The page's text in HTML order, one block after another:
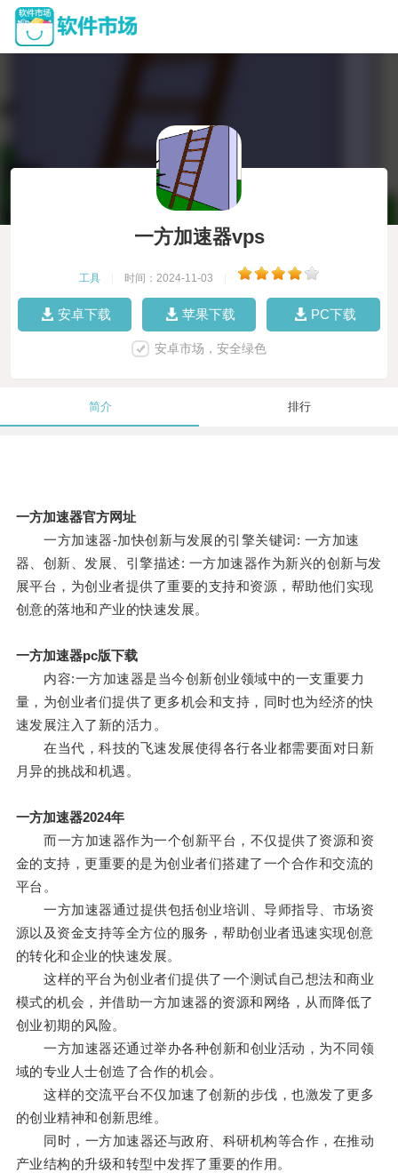
一方加速器vps
工具 时间：2024-11-03
安卓下载 苹果下载 PC下载
安卓市场，安全绿色
简介 排行
一方加速器官方网址
一方加速器-加快创新与发展的引擎关键词: 一方加速
器、创新、发展、引擎描述: 一方加速器作为新兴的创新与发
展平台，为创业者提供了重要的支持和资源，帮助他们实现
创意的落地和产业的快速发展。
一方加速器pc版下载
内容:一方加速器是当今创新创业领域中的一支重要力
量，为创业者们提供了更多机会和支持，同时也为经济的快
速发展注入了新的活力。
在当代，科技的飞速发展使得各行各业都需要面对日新
月异的挑战和机遇。
一方加速器2024年
而一方加速器作为一个创新平台，不仅提供了资源和资
金的支持，更重要的是为创业者们搭建了一个合作和交流的
平台。
一方加速器通过提供包括创业培训、导师指导、市场资
源以及资金支持等全方位的服务，帮助创业者迅速实现创意
的转化和企业的快速发展。
这样的平台为创业者们提供了一个测试自己想法和商业
模式的机会，并借助一方加速器的资源和网络，从而降低了
创业初期的风险。
一方加速器还通过举办各种创新和创业活动，为不同领
域的专业人士创造了合作的机会。
这样的交流平台不仅加速了创新的步伐，也激发了更多
的创业精神和创新思维。
同时，一方加速器还与政府、科研机构等合作，在推动
产业结构的升级和转型中发挥了重要的作用。